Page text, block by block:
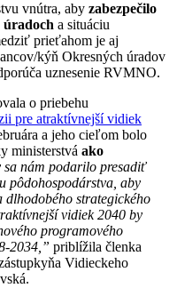
vnútra, aby zabezpečilo
úradoch a situáciu
prieťahom je aj
kýň Okresných úradov
uznesenie RVMNO.
o priebehu
pre atraktívnejší vidiek
a jeho cieľom bolo
ministerstvá ako
sa nám podarilo presadiť
pôdohospodárstva, aby
strategického
vidiek 2040 by
programového
2034,” priblížila členka
Vidieckeho